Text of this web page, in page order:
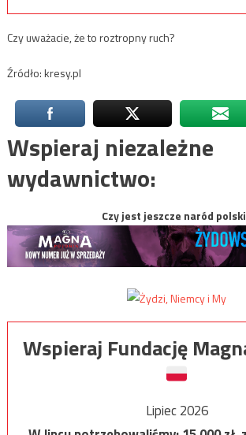
Czy uważacie, że to roztropny ruch?
Źródło: kresy.pl
Wspieraj niezależne
wydawnictwo:
Czy jest jeszcze naród
Wspieraj Fundację
Lipiec 2026